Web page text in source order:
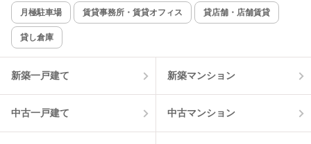
月極駐車場 賃貸事務所・賃貸オフィス 貸店舗・店舗賃貸
貸し倉庫
新築一戸建て 新築マンション
中古一戸建て 中古マンション